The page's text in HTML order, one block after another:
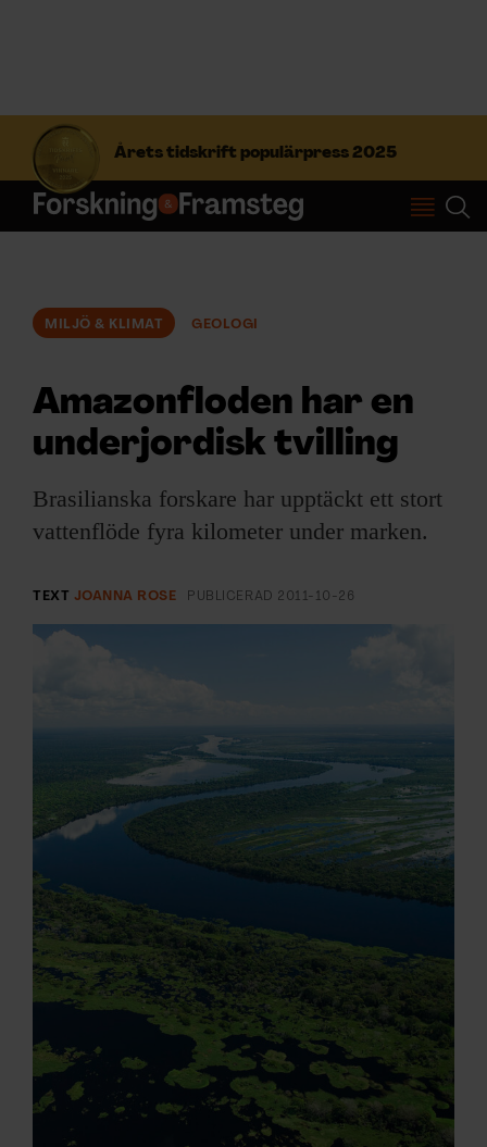
Årets tidskrift populärpress 2025
S
f
t
Prenumerera
ÄMNEN
ARKIV & E-TIDNING
LYSSNA/PODD
SKRIV I F&F
PRENUMERERA PÅ F&F
ANNONSERA I F&F
OM F&F
MILJÖ & KLIMAT GEOLOGI
Amazonfloden har en
underjordisk tvilling
Brasilianska forskare har upptäckt ett stort
vattenflöde fyra kilometer under marken.
TEXT JOANNA ROSE PUBLICERAD 2011-10-26